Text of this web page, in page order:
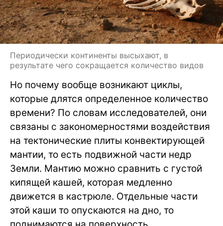
Периодически континенты высыхают, в
результате чего сокращается количество видов
Но почему вообще возникают циклы,
которые длятся определенное количество
времени? По словам исследователей, они
связаны с закономерностями воздействия
на тектонические плиты конвектирующей
мантии, то есть подвижной части недр
Земли. Мантию можно сравнить с густой
кипящей кашей, которая медленно
движется в кастрюле. Отдельные части
этой каши то опускаются на дно, то